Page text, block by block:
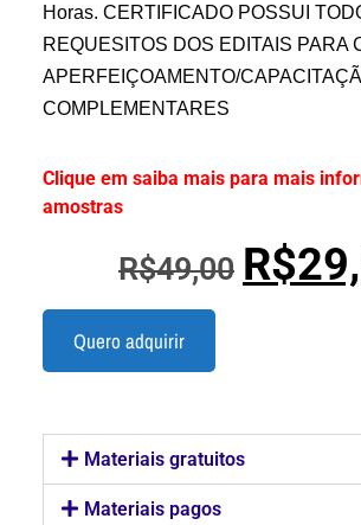
Horas. CERTIFICADO POSSUI
REQUESITOS DOS EDITAIS PARA
APERFEIÇOAMENTO/
COMPLEMENTARES
Clique em saiba mais para mais
amostras
R$49,00 R$
Quero adquirir
Materiais gratuitos
Materiais pagos